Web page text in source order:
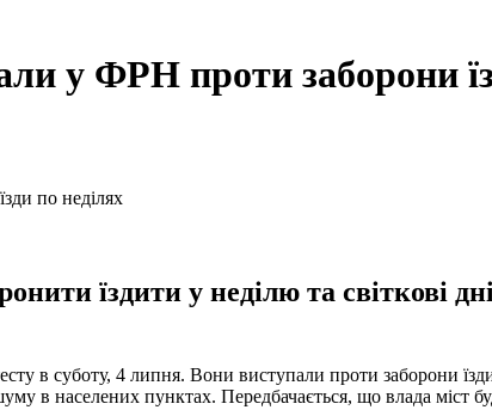
у ФРН проти заборони
їздити у неділю та світкові
в суботу, 4 липня. Вони виступали проти заборони
в населених пунктах. Передбачається, що влада міст